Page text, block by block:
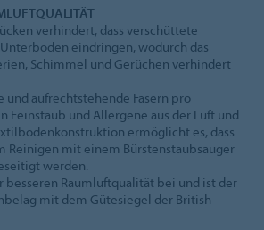
verhindert, dass verschüttete
eindringen, wodurch das
Schimmel und Gerüchen verhindert
und aufrechtstehende Fasern pro
Feinstaub und Allergene aus der Luft und
ermöglicht es, dass
Reinigen mit einem Bürstenstaubsauger
werden.
besseren Raumluftqualität bei und ist der
mit dem Gütesiegel der British